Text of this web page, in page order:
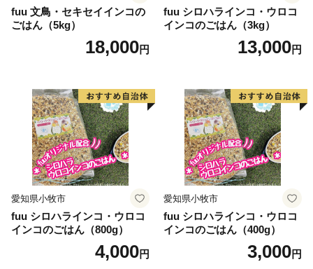
fuu 文鳥・セキセイインコの
ごはん（5kg）
18,000円
fuu シロハラインコ・ウロコ
インコのごはん（3kg）
13,000円
愛知県小牧市
fuu シロハラインコ・ウロコ
インコのごはん（800g）
4,000円
愛知県小牧市
fuu シロハラインコ・ウロコ
インコのごはん（400g）
3,000円